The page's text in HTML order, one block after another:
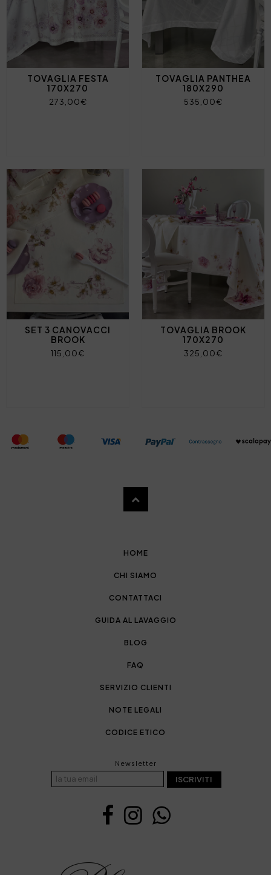
TOVAGLIA FESTA
170X270
273,00€
TOVAGLIA PANTHEA
180X290
535,00€
SET 3 CANOVACCI
BROOK
115,00€
TOVAGLIA BROOK
170X270
325,00€
HOME
CHI SIAMO
CONTATTACI
GUIDA AL LAVAGGIO
BLOG
FAQ
SERVIZIO CLIENTI
NOTE LEGALI
CODICE ETICO
Newsletter
ISCRIVITI